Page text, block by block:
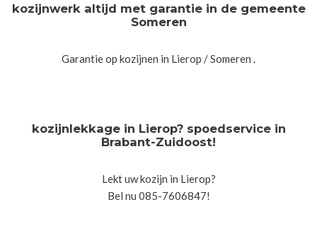
kozijnwerk altijd met garantie in de gemeente
Someren
Garantie op kozijnen in Lierop / Someren .
kozijnlekkage in Lierop? spoedservice in
Brabant-Zuidoost!
Lekt uw kozijn in Lierop?
Bel nu 085-7606847!